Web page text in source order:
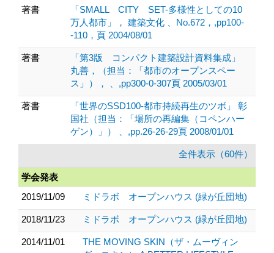
著書
「SMALL CITY SET-多様性としての10
万人都市」， 建築文化 、No.672，,pp100-
-110，頁 2004/08/01
著書
「第3版 コンパクト建築設計資料集成」
丸善，（担当：「都市のオープンスペー
ス」）， 、,pp300-0-307頁 2005/03/01
著書
「世界のSSD100-都市持続再生のツボ」 彰
国社（担当：「場所の再編集（コペンハー
ゲン）」） 、,pp.26-26-29頁 2008/01/01
全件表示（60件）
学会発表
2019/11/09
ミドラボ オープンハウス (緑が丘団地)
2018/11/23 ミドラボ オープンハウス (緑が丘団地)
2014/11/01
THE MOVING SKIN（ザ・ムーヴィン